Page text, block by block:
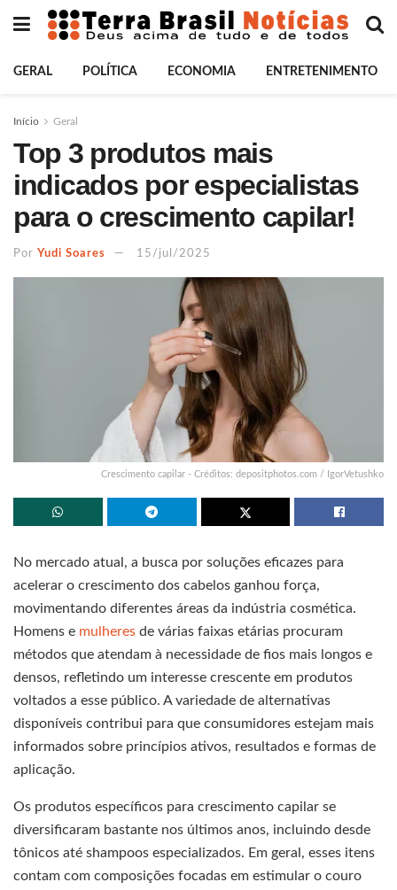
GERAL POLÍTICA ECONOMIA ENTRETENIMENTO
Início Geral
Top 3 produtos mais
indicados por especialistas
para o crescimento capilar!
Por Yudi Soares 15/jul/2025
Crescimento capilar - Créditos: depositphotos.com / IgorVetushko
No mercado atual, a busca por soluções eficazes para
acelerar o crescimento dos cabelos ganhou força,
movimentando diferentes áreas da indústria cosmética.
Homens e mulheres de várias faixas etárias procuram
métodos que atendam à necessidade de fios mais longos e
densos, refletindo um interesse crescente em produtos
voltados a esse público. A variedade de alternativas
disponíveis contribui para que consumidores estejam mais
informados sobre princípios ativos, resultados e formas de
aplicação.
Os produtos específicos para crescimento capilar se
diversificaram bastante nos últimos anos, incluindo desde
tônicos até shampoos especializados. Em geral, esses itens
contam com composições focadas em estimular o couro